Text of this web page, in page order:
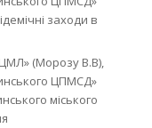
заходи в
(Морозу В.В),
ЦПМСД»
міського